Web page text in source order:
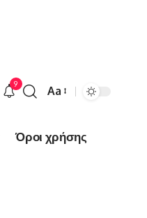
9
Font
Aa
Όροι χρήσης